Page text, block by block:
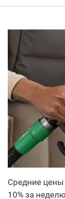
Средние цены
10% за